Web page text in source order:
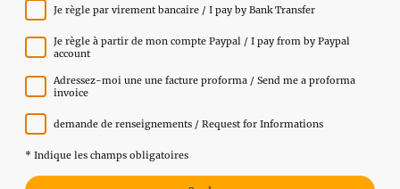
Je règle par virement bancaire / I pay by Bank Transfer
Je règle à partir de mon compte Paypal / I pay from by Paypal
account
Adressez-moi une une facture proforma / Send me a proforma
invoice
demande de renseignements / Request for Informations
* Indique les champs obligatoires